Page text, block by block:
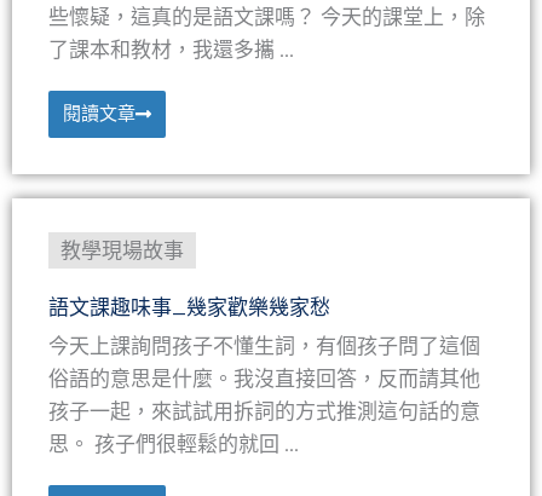
些懷疑，這真的是語文課嗎？ 今天的課堂上，除
了課本和教材，我還多攜 ...
閱讀文章
教學現場故事
語文課趣味事_幾家歡樂幾家愁
今天上課詢問孩子不懂生詞，有個孩子問了這個
俗語的意思是什麼。我沒直接回答，反而請其他
孩子一起，來試試用拆詞的方式推測這句話的意
思。 孩子們很輕鬆的就回 ...